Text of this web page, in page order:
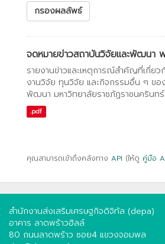
กรองผลลัพธ์
จดหมายข่าวสถาบันวิจัยและพัฒนา
รายงานข่าวและเหตุการณ์สำคัญที่เกี่ย
งานวิจัย ทุนวิจัย และกิจกรรมอื่น ๆ ขอ
พัฒนา มหาวิทยาลัยราชภัฏราชนครินทร์
.pdf
คุณสามารถเข้าถึงคลังทาง API (ให้ดู คู่มือ
สำนักงานส่งเสริมเศรษฐกิจดิจิทัล (depa)
อาคาร ลาดพร้าวฮิลล์
80 ถนนลาดพร้าว ซอย4 แขวงจอมพล